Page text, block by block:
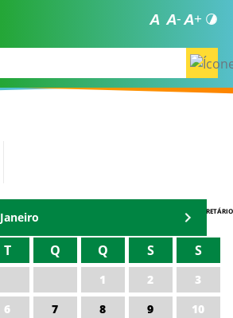
AGENDA DO SECRETÁRIO
Janeiro
T Q Q S S
1 2
3
6 7 8 9
10